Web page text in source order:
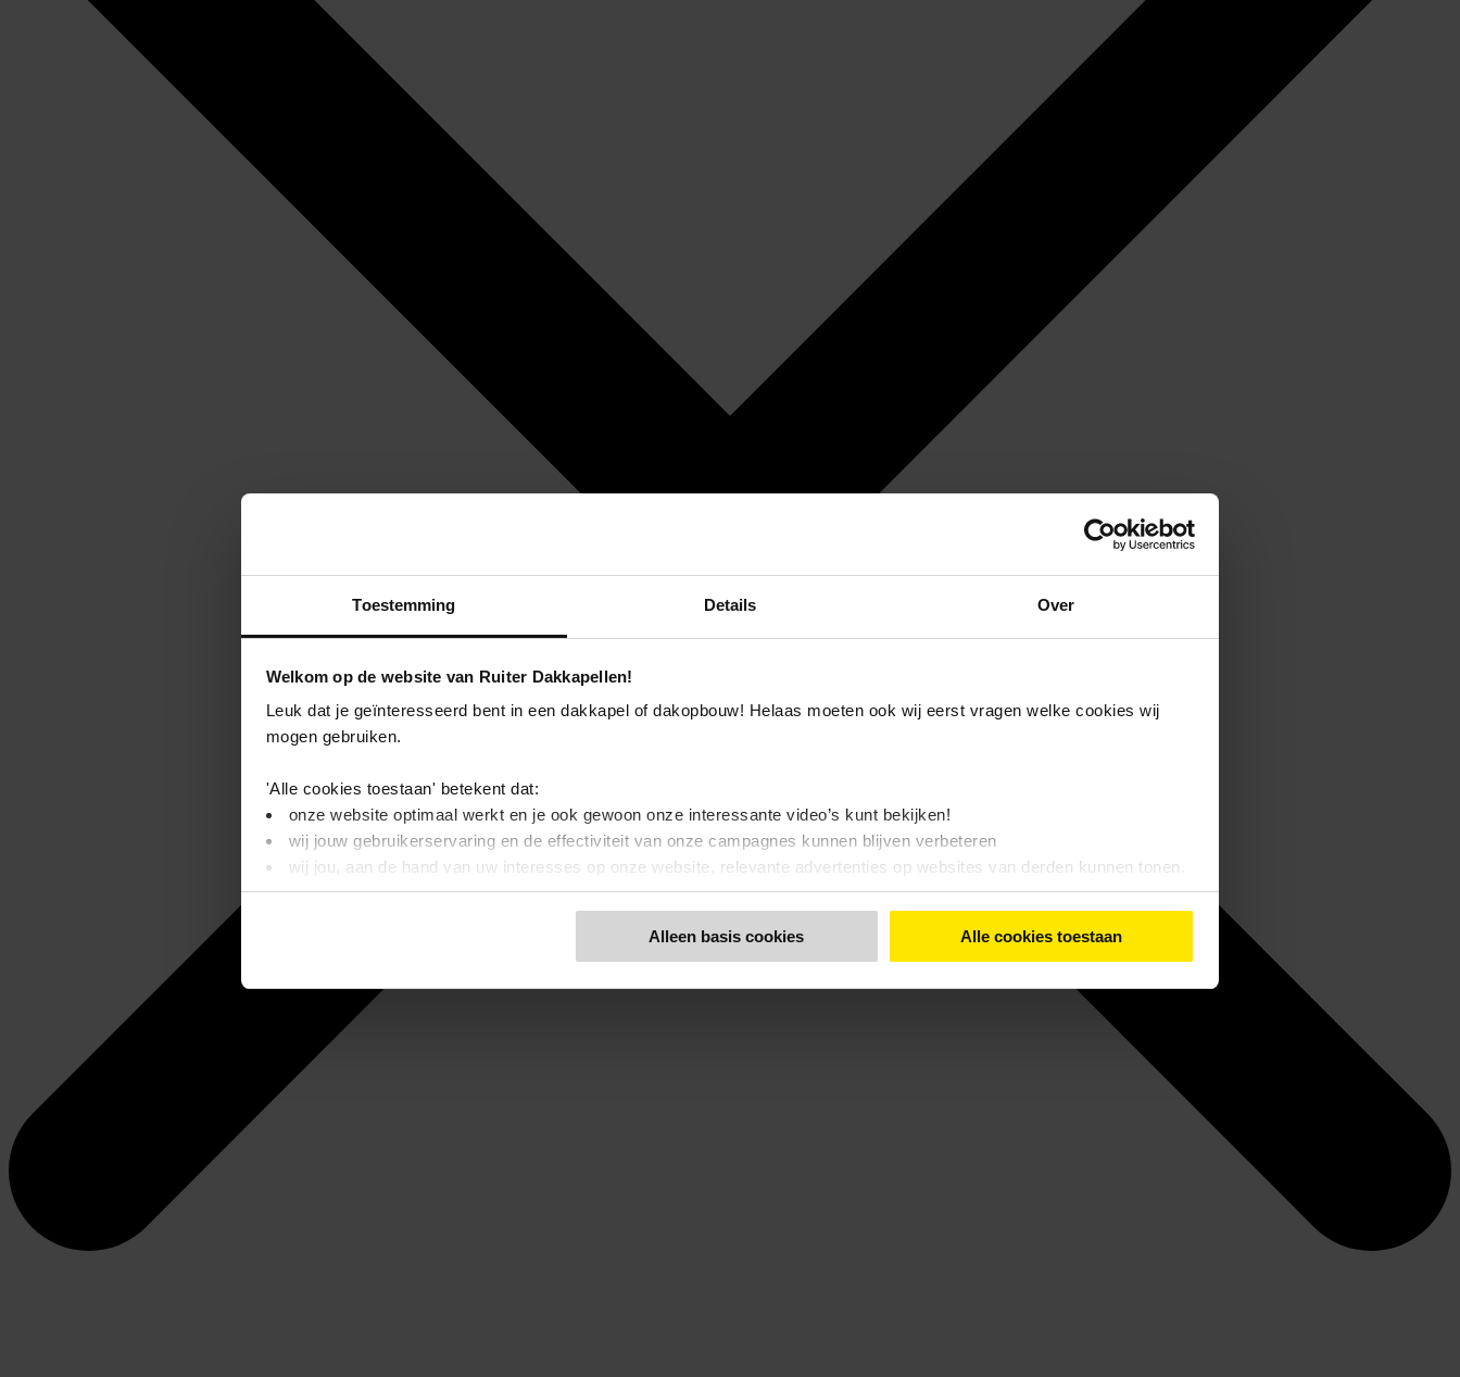
Toestemming Details Over
Welkom op de website van Ruiter Dakkapellen!
Leuk dat je geïnteresseerd bent in een dakkapel of dakopbouw! Helaas moeten ook wij eerst vragen welke cookies wij
mogen gebruiken.
'Alle cookies toestaan' betekent dat:
onze website optimaal werkt en je ook gewoon onze interessante video’s kunt bekijken!
wij jouw gebruikerservaring en de effectiviteit van onze campagnes kunnen blijven verbeteren
wij jou, aan de hand van uw interesses op onze website, relevante advertenties op websites van derden kunnen tonen.
je onze video’s niet kunt bekijken, zonde toch…?
Dit bericht verdwijnt zodra u een keuze maakt. Via de knop 'Details tonen' en de pagina '
' vindt u meer
informatie. Op deze pagina kunt u ook uw keuze aanpassen.
Alleen basis cookies Alle cookies toestaan